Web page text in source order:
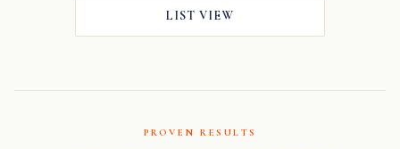
LIST VIEW
PROVEN RESULTS